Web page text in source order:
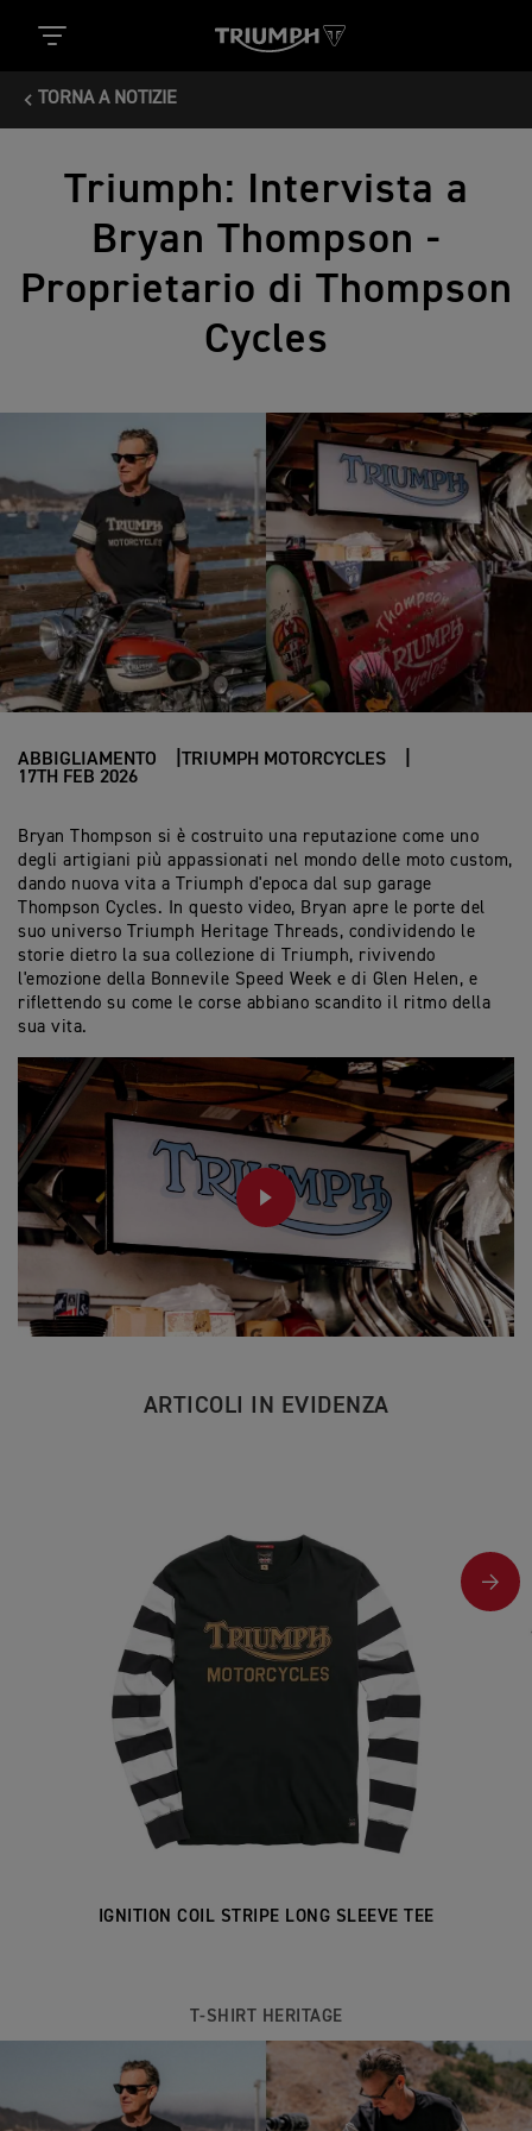
TORNA A NOTIZIE
Triumph: Intervista a
Bryan Thompson -
Proprietario di Thompson
Cycles
ABBIGLIAMENTO
TRIUMPH MOTORCYCLES
17TH FEB 2026
Bryan Thompson si è costruito una reputazione come uno
degli artigiani più appassionati nel mondo delle moto custom,
dando nuova vita a Triumph d'epoca dal sup garage
Thompson Cycles. In questo video, Bryan apre le porte del
suo universo Triumph Heritage Threads, condividendo le
storie dietro la sua collezione di Triumph, rivivendo
l'emozione della Bonnevile Speed Week e di Glen Helen, e
riflettendo su come le corse abbiano scandito il ritmo della
sua vita.
PLAY
ARTICOLI IN EVIDENZA
IGNITION COIL STRIPE LONG SLEEVE TEE
T-SHIRT HERITAGE